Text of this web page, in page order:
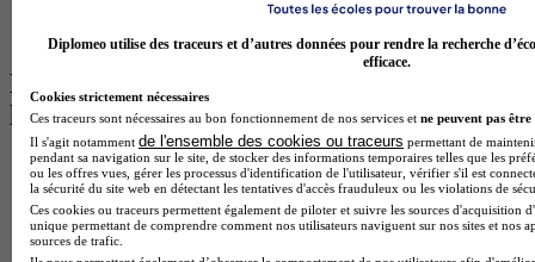
BTS Communication à Lyon
BTS Ndrc à Lyon
Les intitulés de diplôme par alternance
les plus recherchés
BTS Esf en alternance
BTS Dietetique en alternance
BTS Mco en alternance
BTS Pi en alternance
BTS Sp3s en alternance
Diplomeo utilise des traceurs et d’autres données pour rendre la recherche
efficace.
Cookies strictement nécessaires
Ces traceurs sont nécessaires au bon fonctionnement de nos services et ne peuvent pas être
Il s'agit notamment de l'ensemble des cookies ou traceurs permettant de
pendant sa navigation sur le site, de stocker des informations temporaires telles que les
ou les offres vues, gérer les processus d'identification de l'utilisateur, vérifier s'il est
la sécurité du site web en détectant les tentatives d'accès frauduleux ou les violations de
Ces cookies ou traceurs permettent également de piloter et suivre les sources d'acquisition
unique permettant de comprendre comment nos utilisateurs naviguent sur nos sites et nos
sources de trafic.